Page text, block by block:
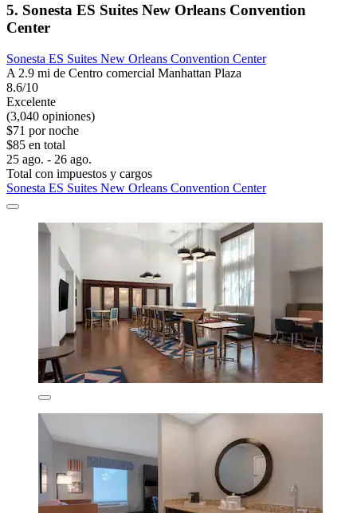
5. Sonesta ES Suites New Orleans Convention
Center
Sonesta ES Suites New Orleans Convention Center
A 2.9 mi de Centro comercial Manhattan Plaza
8.6/10
Excelente
(3,040 opiniones)
$71 por noche
$85 en total
25 ago. - 26 ago.
Total con impuestos y cargos
Sonesta ES Suites New Orleans Convention Center